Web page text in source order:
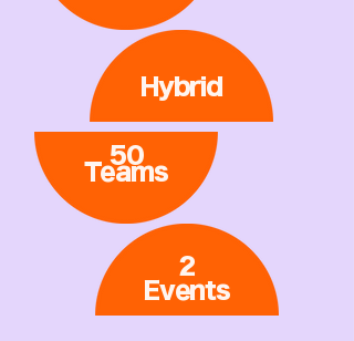
Hybrid
50
Teams
2
Events